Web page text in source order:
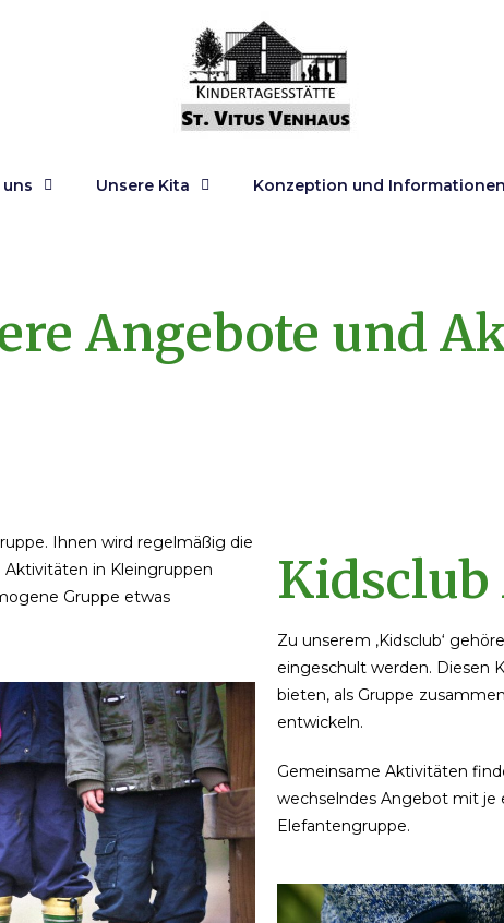
Unsere Kita Konzeption und Informationen
Angebote und
Ihnen wird regelmäßig die
in Kleingruppen
Gruppe etwas
Zu unserem ‚Kidsclub‘
eingeschult werden. Diesen
bieten, als Gruppe
entwickeln.
Gemeinsame Aktivitäten
wechselndes Angebot mit je
Elefantengruppe.